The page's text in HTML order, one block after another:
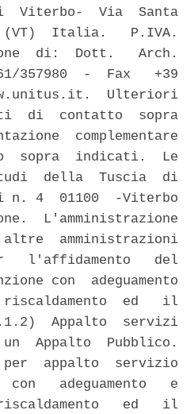
Viterbo-  Via  Santa
Italia.   P.IVA.
di:  Dott.   Arch.
357980  -  Fax   +39
Ulteriori
di  contatto  sopra
complementare
sopra  indicati.  Le
della  Tuscia  di
n. 4  01100  -Viterbo
L'amministrazione
amministrazioni
l'affidamento   del
con  adeguamento
ed   il
Appalto  servizi
Appalto  Pubblico.
per  appalto  servizio
adeguamento   e
ed   il